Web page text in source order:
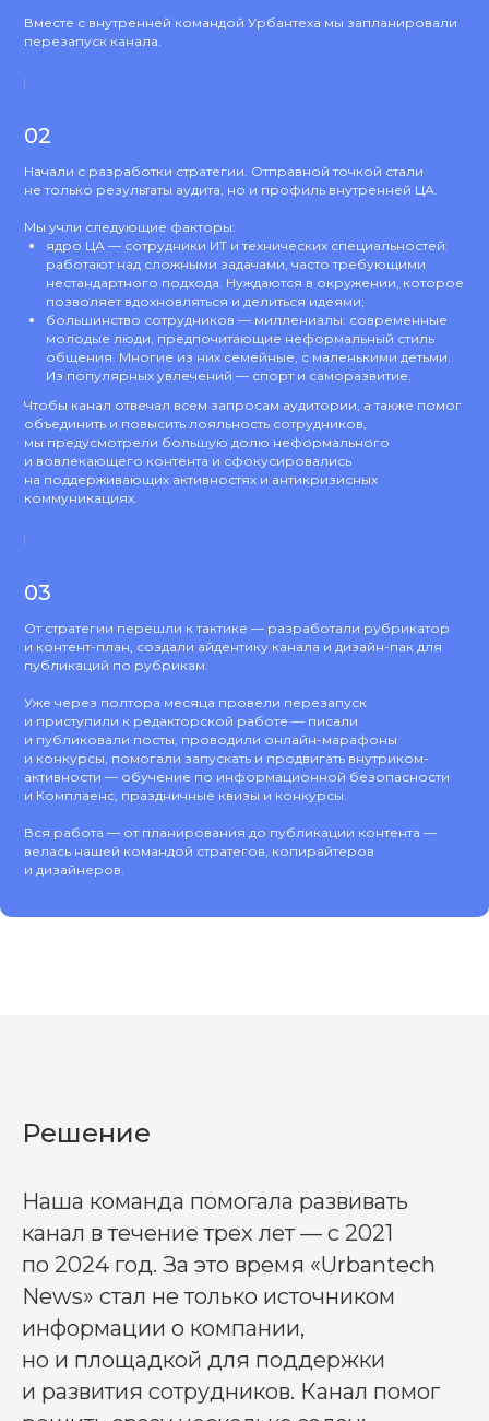
Вместе с внутренней командой Урбантеха мы запланировали
перезапуск канала.
02
Начали с разработки стратегии. Отправной точкой стали
не только результаты аудита, но и профиль внутренней ЦА.
Мы учли следующие факторы:
ядро ЦА — сотрудники ИТ и технических специальностей:
работают над сложными задачами, часто требующими
нестандартного подхода. Нуждаются в окружении, которое
позволяет вдохновляться и делиться идеями;
большинство сотрудников — миллениалы: современные
молодые люди, предпочитающие неформальный стиль
общения. Многие из них семейные, с маленькими детьми.
Из популярных увлечений — спорт и саморазвитие.
Чтобы канал отвечал всем запросам аудитории, а также помог
объединить и повысить лояльность сотрудников,
мы предусмотрели большую долю неформального
и вовлекающего контента и сфокусировались
на поддерживающих активностях и антикризисных
коммуникациях.
03
От стратегии перешли к тактике — разработали рубрикатор
и контент-план, создали айдентику канала и дизайн-пак для
публикаций по рубрикам.
Уже через полтора месяца провели перезапуск
и приступили к редакторской работе — писали
и публиковали посты, проводили онлайн-марафоны
и конкурсы, помогали запускать и продвигать внутриком-
активности — обучение по информационной безопасности
и Комплаенс, праздничные квизы и конкурсы.
Вся работа — от планирования до публикации контента —
велась нашей командой стратегов, копирайтеров
и дизайнеров.
Решение
Наша команда помогала развивать
канал в течение трех лет — с 2021
по 2024 год. За это время «Urbantech
News» стал не только источником
информации о компании,
но и площадкой для поддержки
и развития сотрудников. Канал помог